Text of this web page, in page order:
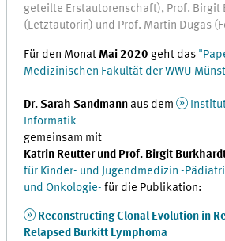
geteilte Erstautorenschaft), Prof. Birgit
(Letztautorin) und Prof. Martin Dugas
Für den MonatMai 2020 geht das
Medizinischen Fakultät der WWU
Dr. Sarah Sandmann aus dem
Informatik
gemeinsam mit
Katrin Reutter und Prof. Birgit
für Kinder- und Jugendmedizin -
und Onkologie- für die Publikation:
Reconstructing Clonal Evolution in
Relapsed Burkitt Lymphoma